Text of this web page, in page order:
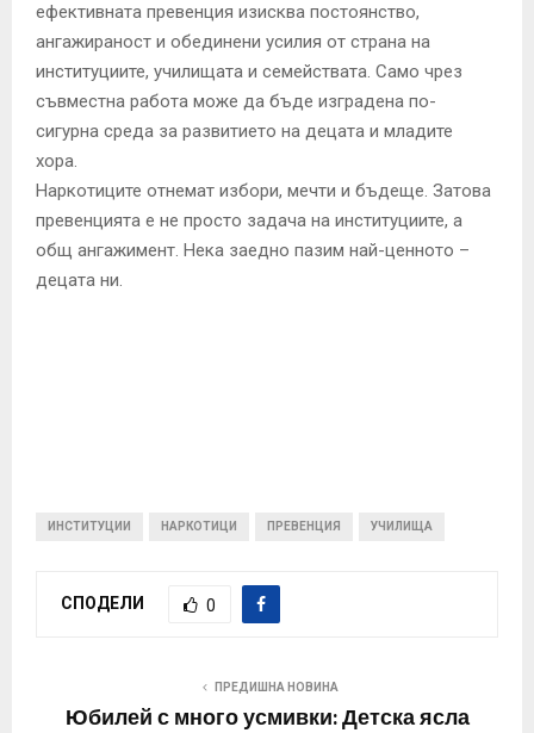
ефективната превенция изисква постоянство,
ангажираност и обединени усилия от страна на
институциите, училищата и семействата. Само чрез
съвместна работа може да бъде изградена по-
сигурна среда за развитието на децата и младите
хора.
Наркотиците отнемат избори, мечти и бъдеще. Затова
превенцията е не просто задача на институциите, а
общ ангажимент. Нека заедно пазим най-ценното –
децата ни.
ИНСТИТУЦИИ НАРКОТИЦИ ПРЕВЕНЦИЯ УЧИЛИЩА
СПОДЕЛИ 0
ПРЕДИШНА НОВИНА
Юбилей с много усмивки: Детска ясла